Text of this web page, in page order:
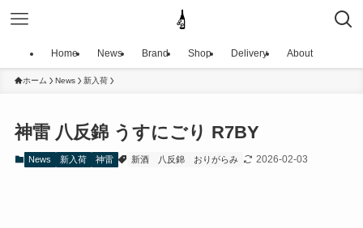
Home News Brand Shop Delivery About
ホーム News 新入荷
神雷 八反錦 うすにごり R7BY
News 新入荷 神雷 新酒 八反錦 おりがらみ 2026-02-03